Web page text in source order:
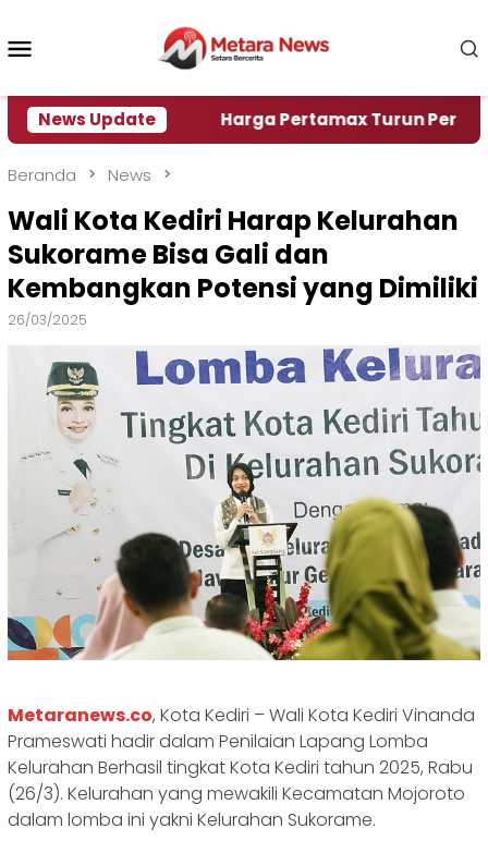
konten
News Update
Krisi Air Harga Pertamax Turun Per Hari Ini,
Beranda News
Wali Kota Kediri Harap Kelurahan
Sukorame Bisa Gali dan
Kembangkan Potensi yang Dimiliki
26/03/2025
Metaranews.co, Kota Kediri – Wali Kota Kediri Vinanda
Prameswati hadir dalam Penilaian Lapang Lomba
Kelurahan Berhasil tingkat Kota Kediri tahun 2025, Rabu
(26/3). Kelurahan yang mewakili Kecamatan Mojoroto
dalam lomba ini yakni Kelurahan Sukorame.